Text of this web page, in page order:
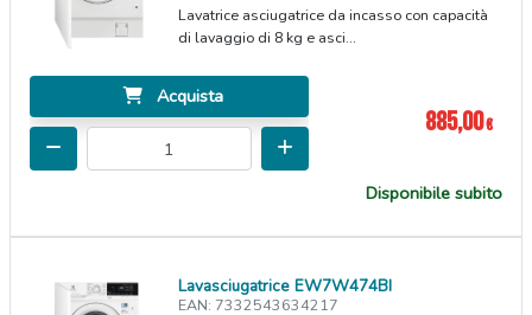
Lavatrice asciugatrice da incasso con capacità
di lavaggio di 8 kg e asci...
Acquista
885,00€
Disponibile subito
Lavasciugatrice EW7W474BI
EAN: 7332543634217